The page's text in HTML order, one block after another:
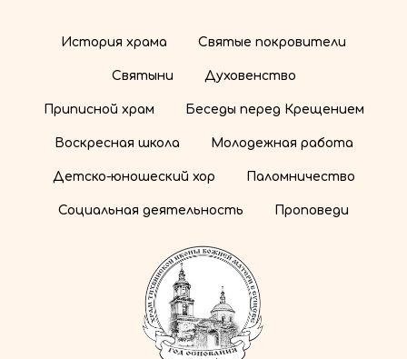
История храма Святые покровители
Святыни Духовенство
Приписной храм Беседы перед Крещением
Воскресная школа Молодежная работа
Детско-юношеский хор Паломничество
Социальная деятельность Проповеди